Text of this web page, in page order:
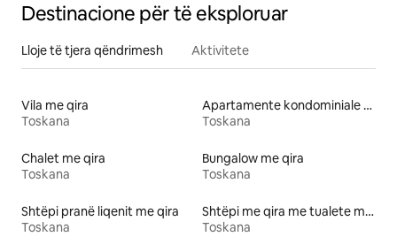
Destinacione për të eksploruar
Lloje të tjera qëndrimesh Aktivitete
Vila me qira
Toskana
Apartamente kondominiale me qira
Toskana
Chalet me qira
Toskana
Bungalow me qira
Toskana
Shtëpi pranë liqenit me qira
Toskana
Shtëpi me qira me tualete me lartësi të përshtatshme
Toskana